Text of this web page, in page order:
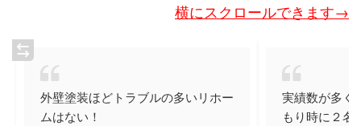
横にスクロールできます→
外壁塗装ほどトラブルの多いリホー
ムはない！
実績数が多く
もり時に２名